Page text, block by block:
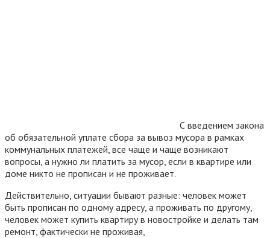
С введением закона
об обязательной уплате сбора за вывоз мусора в рамках
коммунальных платежей, все чаще и чаще возникают
вопросы, а нужно ли платить за мусор, если в квартире или
доме никто не прописан и не проживает.
Действительно, ситуации бывают разные: человек может
быть прописан по одному адресу, а проживать по другому,
человек может купить квартиру в новостройке и делать там
ремонт, фактически не проживая,